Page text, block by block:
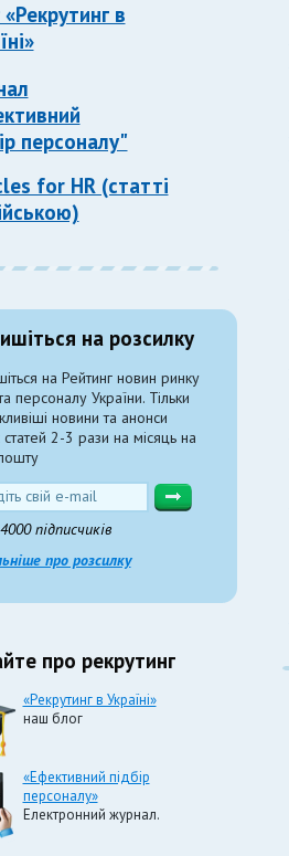
в
персоналу"
for HR (статті
на розсилку
на Рейтинг новин ринку
персоналу України. Тільки
новини та анонси
статей 2-3 рази на місяць на
підписчиків
про розсилку
про рекрутинг
«Рекрутинг в Україні»
наш блог
«Ефективний підбір
персоналу»
Електронний журнал.